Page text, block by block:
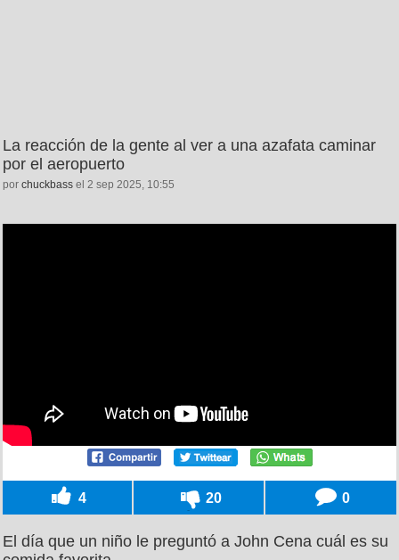
La reacción de la gente al ver a una azafata caminar
por el aeropuerto
por chuckbass el 2 sep 2025, 10:55
4 20 0
El día que un niño le preguntó a John Cena cuál es su